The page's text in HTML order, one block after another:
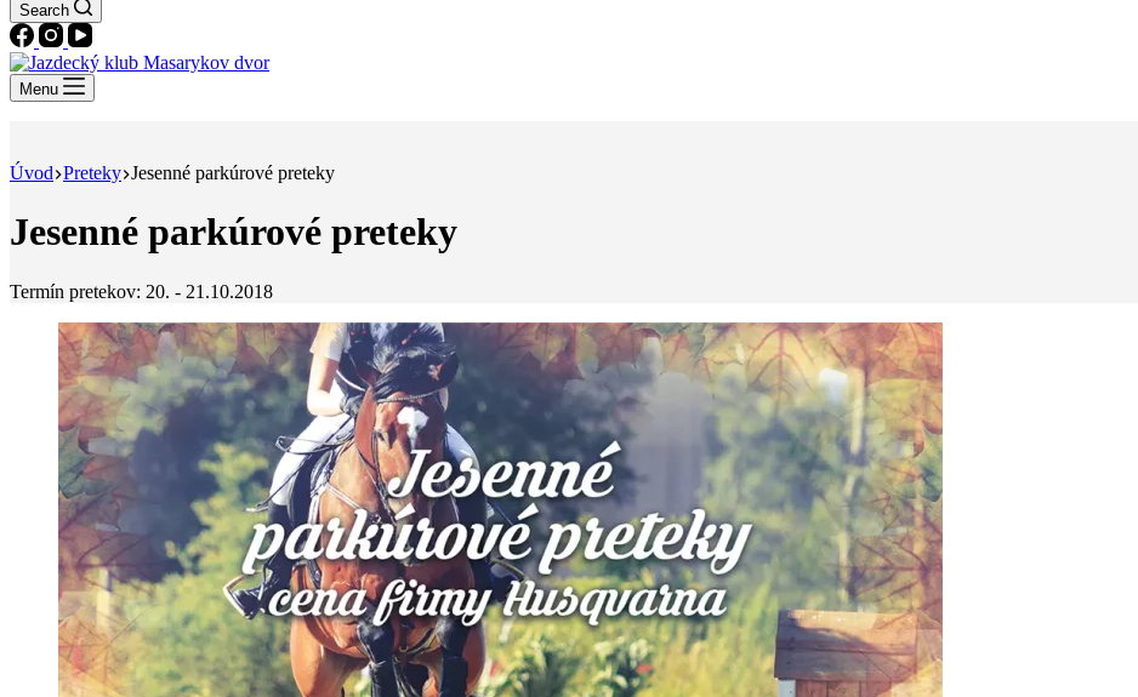
Search
Menu
Úvod Preteky Jesenné parkúrové preteky
Jesenné parkúrové preteky
Termín pretekov: 20. - 21.10.2018